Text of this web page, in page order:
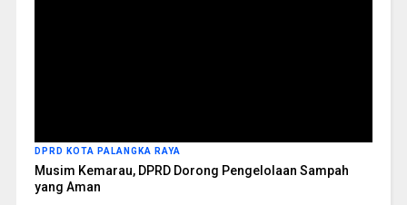
DPRD KOTA PALANGKA RAYA
Musim Kemarau, DPRD Dorong Pengelolaan Sampah
yang Aman